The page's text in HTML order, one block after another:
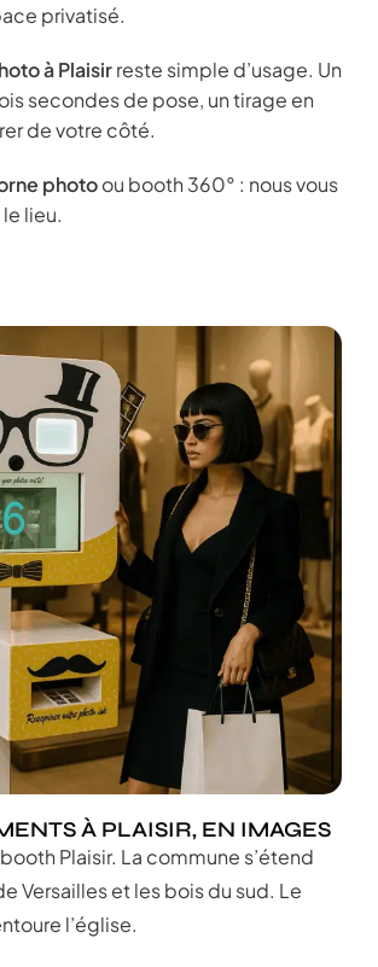
privatisé.
à Plaisirreste simple d’usage. Un
secondes de pose, un tirage en
de votre côté.
photoou booth 360° : nous vous
lieu.
À PLAISIR, EN IMAGES
Plaisir. La commune s’étend
Versailles et les bois du sud. Le
l’église.